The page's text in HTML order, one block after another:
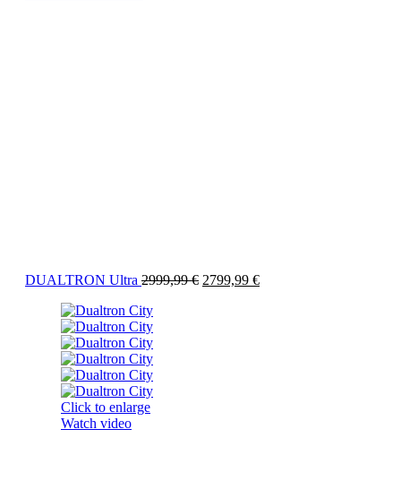
DUALTRON Ultra 2999,99€ 2799,99 €
Click to enlarge
Watch video